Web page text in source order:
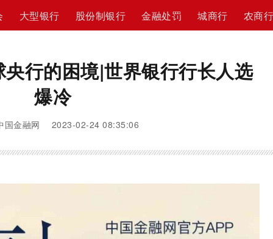
大型银行 股份制银行 金融处罚 城商行 农商行
行的困境|世界银行行长人选
爆冷
国金融网 2023-02-24 08:35:06